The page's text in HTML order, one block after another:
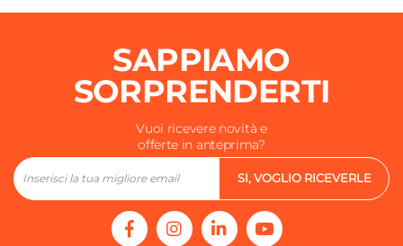
SAPPIAMO
SORPRENDERTI
Vuoi ricevere novità e
offerte in anteprima?
SI, VOGLIO RICEVERLE